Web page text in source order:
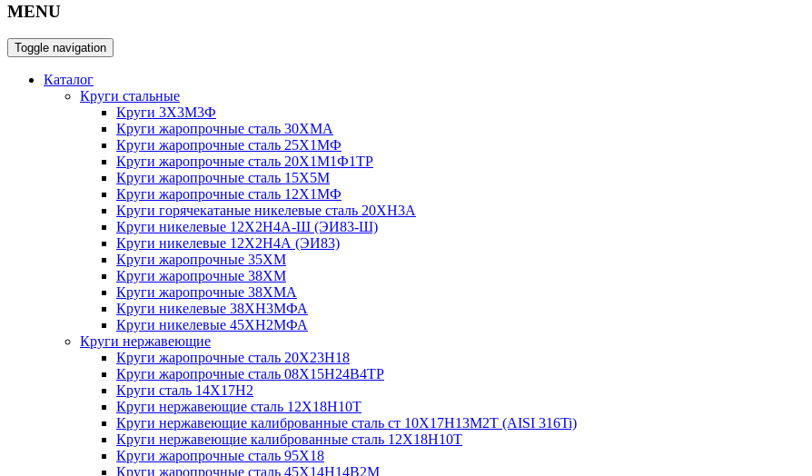
MENU
Toggle navigation
Каталог
Круги стальные
Круги 3Х3М3Ф
Круги жаропрочные сталь 30ХМА
Круги жаропрочные сталь 25Х1МФ
Круги жаропрочные сталь 20Х1М1Ф1ТР
Круги жаропрочные сталь 15Х5М
Круги жаропрочные сталь 12Х1МФ
Круги горячекатаные никелевые сталь 20ХН3А
Круги никелевые 12Х2Н4А-Ш (ЭИ83-Ш)
Круги никелевые 12Х2Н4А (ЭИ83)
Круги жаропрочные 35ХМ
Круги жаропрочные 38ХМ
Круги жаропрочные 38ХМА
Круги никелевые 38XH3MФА
Круги никелевые 45ХН2МФА
Круги нержавеющие
Круги жаропрочные сталь 20Х23Н18
Круги жаропрочные сталь 08Х15Н24В4ТР
Круги сталь 14Х17Н2
Круги нержавеющие сталь 12Х18Н10Т
Круги нержавеющие калиброванные сталь ст 10Х17Н13М2Т (AISI 316Ti)
Круги нержавеющие калиброванные сталь 12Х18Н10Т
Круги жаропрочные сталь 95Х18
Круги жаропрочные сталь 45Х14Н14В2М